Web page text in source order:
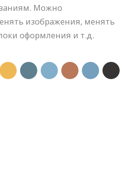
Можно
изображения, менять
оформления и т.д.